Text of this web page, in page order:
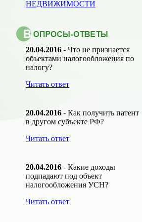
НЕДВИЖИМОСТИ
20.04.2016 - Что не признается
объектами налогообложения по
налогу?
Читать ответ
20.04.2016 - Как получить патент
в другом субъекте РФ?
Читать ответ
20.04.2016 - Какие доходы
подпадают под объект
налогообложения УСН?
Читать ответ